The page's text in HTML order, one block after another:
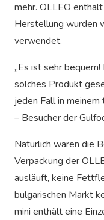
mehr. OLLEO
Herstellung wurden
verwendet.
„Es ist sehr
solches Produkt
jeden Fall in meinem
– Besucher der
Natürlich waren die
Verpackung der
ausläuft, keine
bulgarischen Markt
mini enthält eine